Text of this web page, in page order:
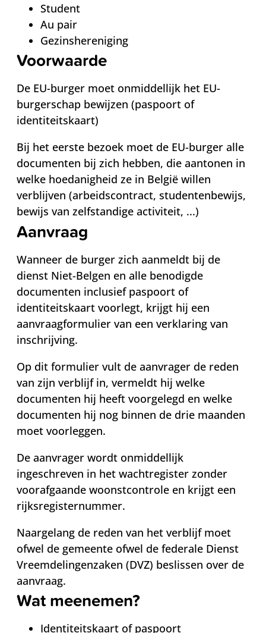
Student
Au pair
Gezinshereniging
Voorwaarde
De EU-burger moet onmiddellijk het EU-
burgerschap bewijzen (paspoort of
identiteitskaart)
Bij het eerste bezoek moet de EU-burger alle
documenten bij zich hebben, die aantonen in
welke hoedanigheid ze in België willen
verblijven (arbeidscontract, studentenbewijs,
bewijs van zelfstandige activiteit, ...)
Aanvraag
Wanneer de burger zich aanmeldt bij de
dienst Niet-Belgen en alle benodigde
documenten inclusief paspoort of
identiteitskaart voorlegt, krijgt hij een
aanvraagformulier van een verklaring van
inschrijving.
Op dit formulier vult de aanvrager de reden
van zijn verblijf in, vermeldt hij welke
documenten hij heeft voorgelegd en welke
documenten hij nog binnen de drie maanden
moet voorleggen.
De aanvrager wordt onmiddellijk
ingeschreven in het wachtregister zonder
voorafgaande woonstcontrole en krijgt een
rijksregisternummer.
Naargelang de reden van het verblijf moet
ofwel de gemeente ofwel de federale Dienst
Vreemdelingenzaken (DVZ) beslissen over de
aanvraag.
Wat meenemen?
Identiteitskaart of paspoort